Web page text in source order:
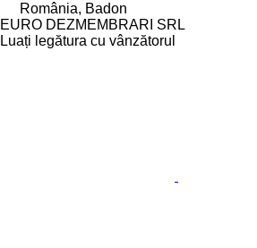
România, Badon
EURO DEZMEMBRARI SRL
Luați legătura cu vânzătorul